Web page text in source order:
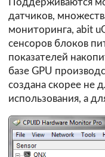
Поддерживаются
датчиков,
мониторинга, abit
сенсоров блоков
показателей
базе GPU
создана скорее не
использования, а